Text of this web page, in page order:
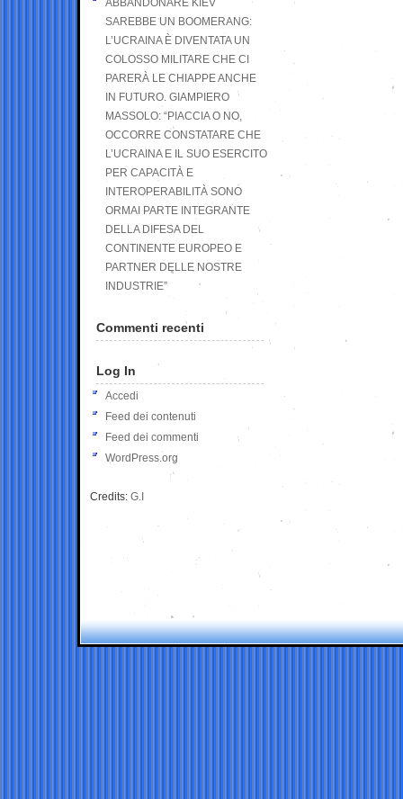
ABBANDONARE KIEV
SAREBBE UN BOOMERANG:
L’UCRAINA È DIVENTATA UN
COLOSSO MILITARE CHE CI
PARERÀ LE CHIAPPE ANCHE
IN FUTURO. GIAMPIERO
MASSOLO: “PIACCIA O NO,
OCCORRE CONSTATARE CHE
L’UCRAINA E IL SUO ESERCITO
PER CAPACITÀ E
INTEROPERABILITÀ SONO
ORMAI PARTE INTEGRANTE
DELLA DIFESA DEL
CONTINENTE EUROPEO E
PARTNER DELLE NOSTRE
INDUSTRIE”
Commenti recenti
Log In
Accedi
Feed dei contenuti
Feed dei commenti
WordPress.org
Credits: G.I